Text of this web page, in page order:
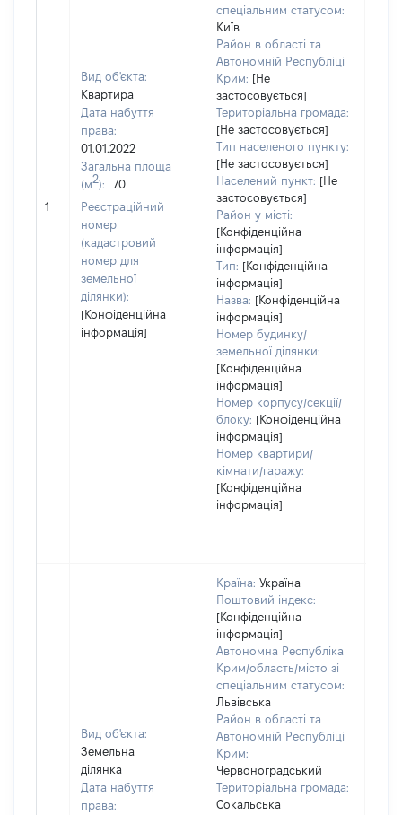
1
Вид об'єкта:
Квартира
Дата набуття
права:
01.01.2022
Загальна площа
(м2):
70
Реєстраційний
номер
(кадастровий
номер для
земельної
ділянки):
[Конфіденційна
інформація]
спеціальним статусом:
Київ
Район в області та
Автономній Республіці
Крим: [Не
застосовується]
Територіальна громада:
[Не застосовується]
Тип населеного пункту:
[Не застосовується]
Населений пункт: [Не
застосовується]
Район у місті:
[Конфіденційна
інформація]
Тип: [Конфіденційна
інформація]
Назва: [Конфіденційна
інформація]
Номер будинку/
земельної ділянки:
[Конфіденційна
інформація]
Номер корпусу/секції/
блоку: [Конфіденційна
інформація]
Номер квартири/
кімнати/гаражу:
[Конфіденційна
інформація]
Вид об'єкта:
Земельна
ділянка
Дата набуття
права:
Країна: Україна
Поштовий індекс:
[Конфіденційна
інформація]
Автономна Республіка
Крим/область/місто зі
спеціальним статусом:
Львівська
Район в області та
Автономній Республіці
Крим:
Червоноградський
Територіальна громада:
Сокальська